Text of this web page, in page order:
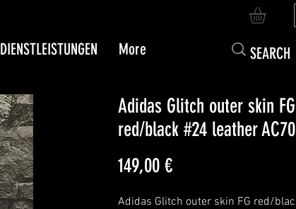
DIENSTLEISTUNGEN More
Adidas Glitch outer skin FG
red/black #24 leather
149,00 €Preis
Adidas Glitch outer skin FG red/